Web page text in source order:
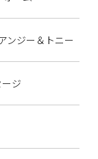
ンジー＆トニー
ジ